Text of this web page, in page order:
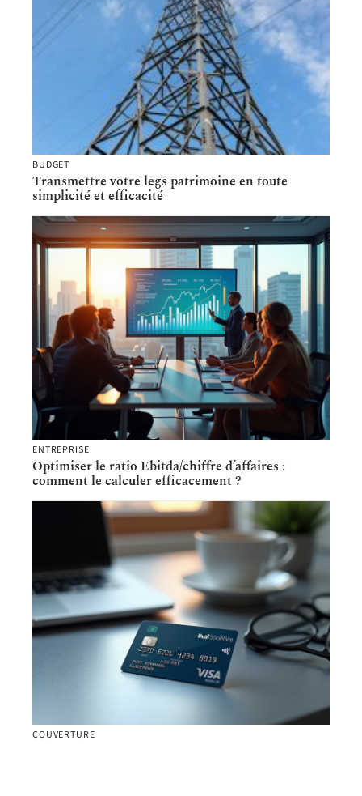
BUDGET
Transmettre votre legs patrimoine en toute
simplicité et efficacité
ENTREPRISE
Optimiser le ratio Ebitda/chiffre d’affaires :
comment le calculer efficacement ?
COUVERTURE